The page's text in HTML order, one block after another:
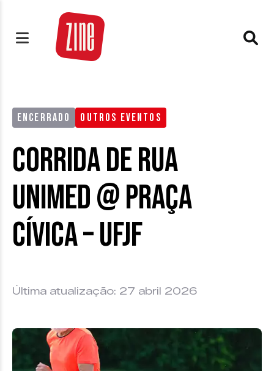
ENCERRADO OUTROS EVENTOS
Corrida de Rua
Unimed @ PRAÇA
CÍVICA – UFJF
Última atualização: 27 abril 2026